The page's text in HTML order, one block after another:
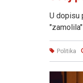
U dopisu
Politika